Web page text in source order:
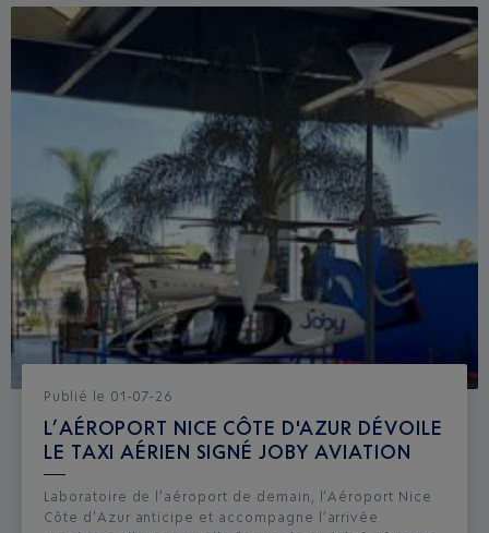
Publié le 01-07-26
L’AÉROPORT NICE CÔTE D'AZUR DÉVOILE
LE TAXI AÉRIEN SIGNÉ JOBY AVIATION
Laboratoire de l’aéroport de demain, l’Aéroport Nice
Côte d’Azur anticipe et accompagne l’arrivée